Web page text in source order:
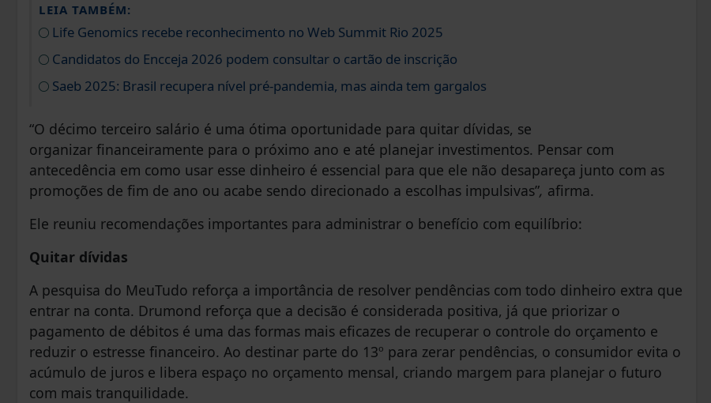
LEIA TAMBÉM:
Life Genomics recebe reconhecimento no Web Summit Rio 2025
Candidatos do Encceja 2026 podem consultar o cartão de inscrição
Saeb 2025: Brasil recupera nível pré-pandemia, mas ainda tem gargalos
“O décimo terceiro salário é uma ótima oportunidade para quitar dívidas, se
organizar financeiramente para o próximo ano e até planejar investimentos. Pensar com
antecedência em como usar esse dinheiro é essencial para que ele não desapareça junto com as
promoções de fim de ano ou acabe sendo direcionado a escolhas impulsivas”, afirma.
Ele reuniu recomendações importantes para administrar o benefício com equilíbrio:
Quitar dívidas
A pesquisa do MeuTudo reforça a importância de resolver pendências com todo dinheiro extra que
entrar na conta. Drumond reforça que a decisão é considerada positiva, já que priorizar o
pagamento de débitos é uma das formas mais eficazes de recuperar o controle do orçamento e
reduzir o estresse financeiro. Ao destinar parte do 13º para zerar pendências, o consumidor evita o
acúmulo de juros e libera espaço no orçamento mensal, criando margem para planejar o futuro
com mais tranquilidade.